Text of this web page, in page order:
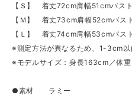
【Ｓ】 着丈72cm肩幅51cmバス
【Ｍ】 着丈73cm肩幅52cmバス
【Ｌ】 着丈74cm肩幅53cmバス
※測定方法が異なるため、1-3cm以
※モデルサイズ：身長163cm／体
●素材 ラミー